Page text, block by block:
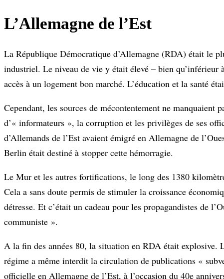
L’Allemagne de l’Est
La République Démocratique d’Allemagne (RDA) était le
industriel. Le niveau de vie y était élevé – bien
accès à un logement bon marché. L’éducation et la santé
Cependant, les sources de mécontentement ne manquaient
d’« informateurs », la corruption et les privilèges de ses
d’Allemands de l’Est avaient émigré en Allemagne de
Berlin était destiné à stopper cette hémorragie.
Le Mur et les autres fortifications, le long des 1380
Cela a sans doute permis de stimuler la croissance
détresse. Et c’était un cadeau pour les propagandistes de
communiste ».
A la fin des années 80, la situation en RDA était
régime a même interdit la circulation de publications «
officielle en Allemagne de l’Est, à l’occasion du 40e